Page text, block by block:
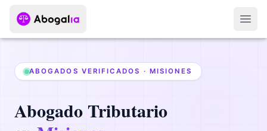
ABOGADOS VERIFICADOS · MISIONES
Abogado Tributario